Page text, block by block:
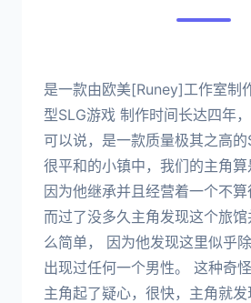
是一款由欧美[Runey]工作室制
型SLG游戏 制作时间长达四年
可以说，是一款质量极其之高
很平和的小镇中，我们的主角算
因为他继承并且经营着一个不
而过了没多久主角发现这个旅
么简单， 因为他发现这里似乎
出现过任何一个男性。 这种奇
主角起了疑心，很快，主角就